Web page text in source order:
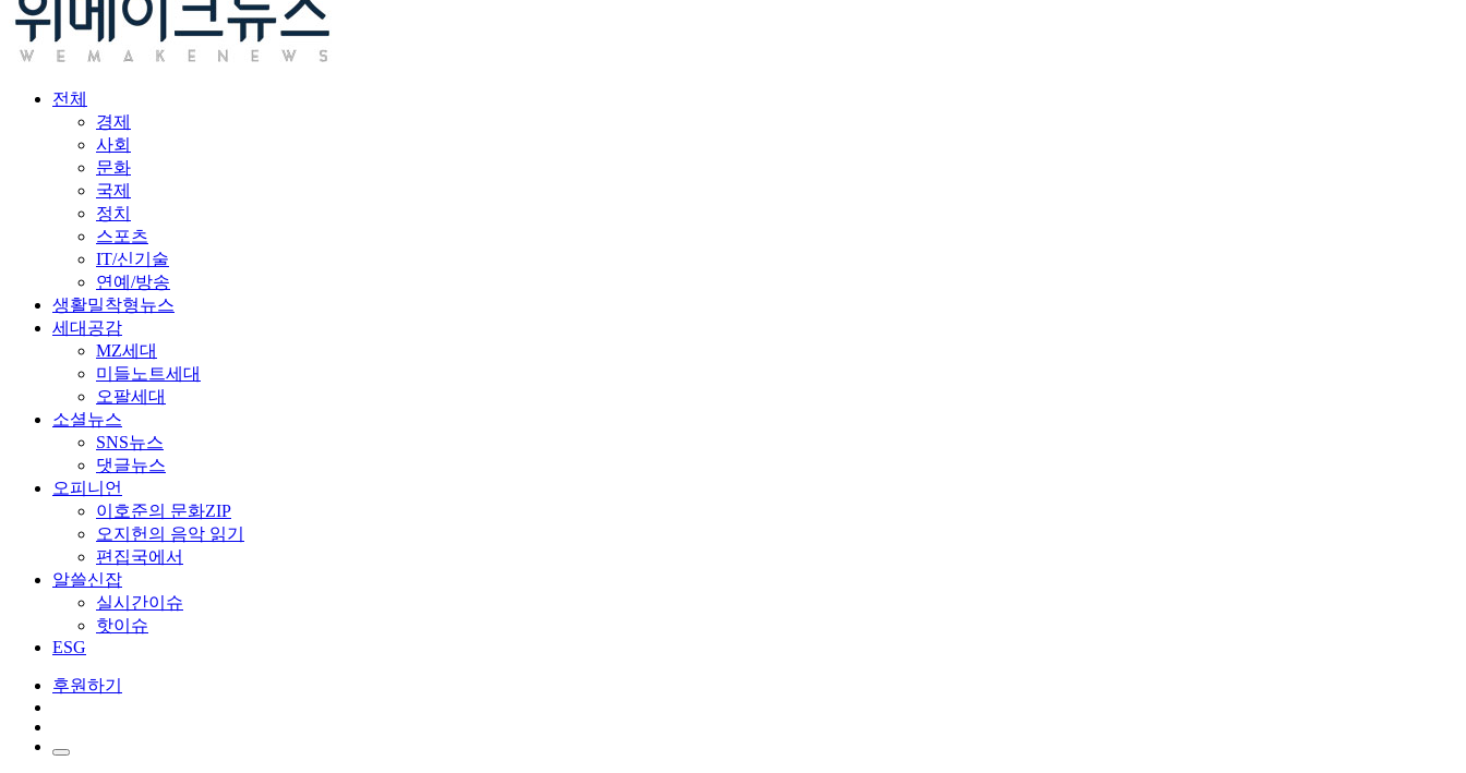
전체
경제
사회
문화
국제
정치
스포츠
IT/신기술
연예/방송
생활밀착형뉴스
세대공감
MZ세대
미들노트세대
오팔세대
소셜뉴스
SNS뉴스
댓글뉴스
오피니언
이호준의 문화ZIP
오지헌의 음악 읽기
편집국에서
알쓸신잡
실시간이슈
핫이슈
ESG
후원하기